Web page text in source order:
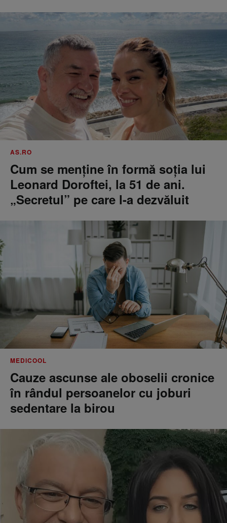
AS.RO
Cum se menţine în formă soţia lui
Leonard Doroftei, la 51 de ani.
„Secretul” pe care l-a dezvăluit
MEDICOOL
Cauze ascunse ale oboselii cronice
în rândul persoanelor cu joburi
sedentare la birou